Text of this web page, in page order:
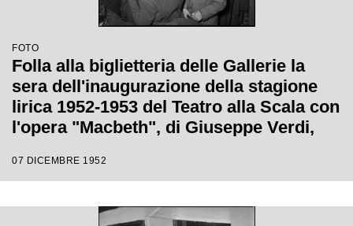
FOTO
Folla alla biglietteria delle Gallerie la
sera dell'inaugurazione della stagione
lirica 1952-1953 del Teatro alla Scala con
l'opera "Macbeth", di Giuseppe Verdi,
di Carl Ebert
07 DICEMBRE 1952